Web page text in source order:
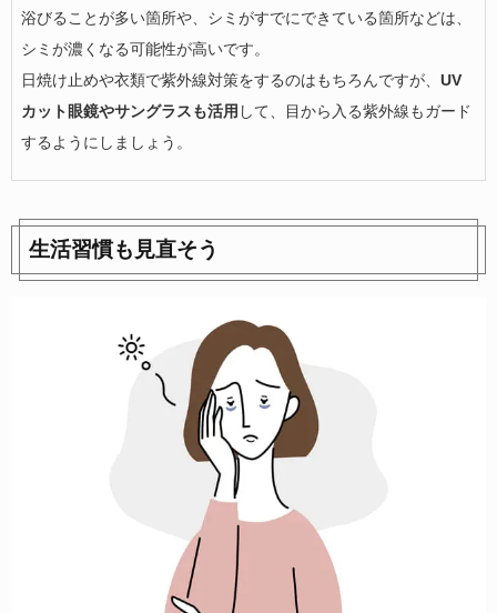
浴びることが多い箇所や、シミがすでにできている箇所などは、
シミが濃くなる可能性が高いです。
日焼け止めや衣類で紫外線対策をするのはもちろんですが、 UV
カット眼鏡やサングラスも活用 して、目から入る紫外線もガード
するようにしましょう。
生活習慣も見直そう